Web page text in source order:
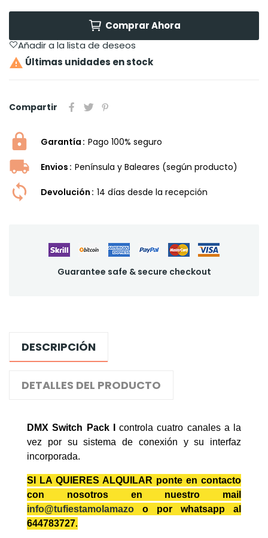
Comprar Ahora
Añadir a la lista de deseos
 Últimas unidades en stock
Compartir
Garantía Pago 100% seguro
Envios Península y Baleares (según producto)
Devolución 14 dí­as desde la recepción
Guarantee safe & secure checkout
DESCRIPCIÓN
DETALLES DEL PRODUCTO
DMX Switch Pack I
controla cuatro canales a la
vez por su sistema de conexión y su interfaz
incorporada.
SI LA QUIERES ALQUILAR ponte en contacto
con nosotros en nuestro mail
info@tufiestamolamazo o por whatsapp al
644783727.